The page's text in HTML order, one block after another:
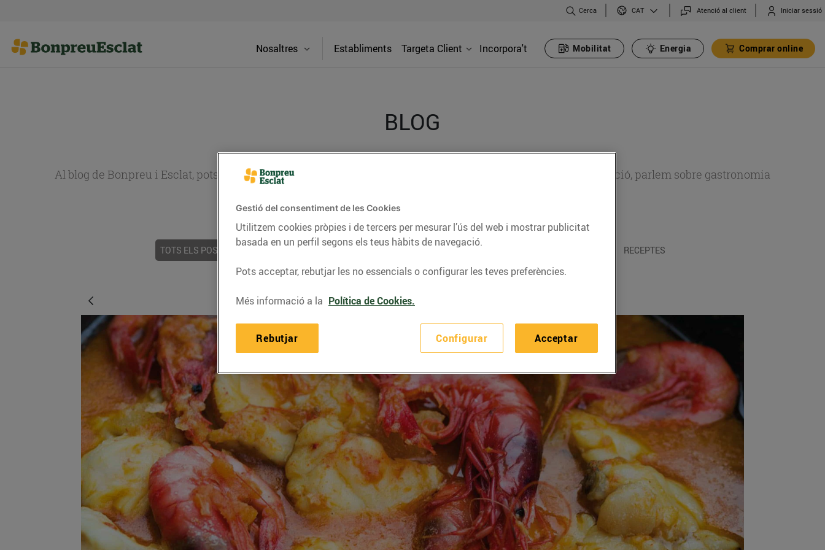
Cerca CAT Atenció al client Iniciar sessió
Nosaltres Establiments Targeta Client Incorpora't Mobilitat Energia Comprar online
BLOG
Al blog de Bonpreu i Esclat, pots trobar receptes, consells nutricionals, informació d’actualitat sobre alimentació, parlem sobre gastronomia
TOTS ELS POSTS CONSELLS I HÀBITS SALUDABLES ENERGIA RECEPTES
Gestió del consentiment de les Cookies
Utilitzem cookies pròpies i de tercers per mesurar l’ús del web i mostrar publicitat
basada en un perfil segons els teus hàbits de navegació.
Pots acceptar, rebutjar les no essencials o configurar les teves preferències.
Més informació a la Política de Cookies.
Configurar
Rebutjar Acceptar